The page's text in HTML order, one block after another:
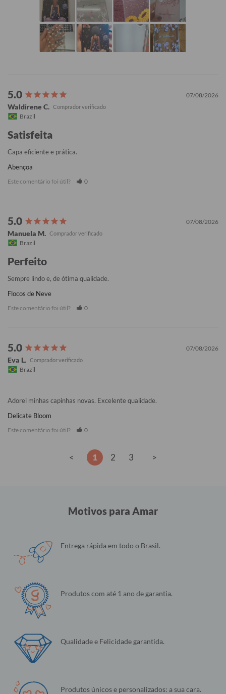
07/08/2026
Waldirene C.
Brazil
Satisfeita
Capa eficiente e prática.
Abençoa
Este comentário foi útil? 0
07/08/2026
Manuela M.
Brazil
Perfeito
Sempre lindo e, de ótima qualidade.
Flocos de Neve
Este comentário foi útil? 0
07/08/2026
Eva L.
Brazil
Adorei minhas capinhas novas. Excelente qualidade.
Delicate Bloom
Este comentário foi útil? 0
< 1 2 3 >
Motivos para Amar
Entrega rápida em todo o Brasil.
Produtos com até 1 ano de garantia.
Qualidade e Felicidade garantida.
Produtos únicos e personalizados: a sua cara.